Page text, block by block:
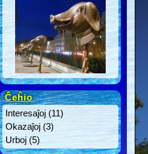
Ĉeĥio
Interesaĵoj (11)
Okazaĵoj (3)
Urboj (5)